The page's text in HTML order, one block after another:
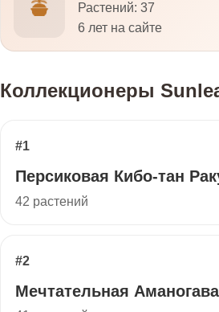
Растений: 37
6 лет на сайте
Коллекционеры
#1
Персиковая Кибо-тан
42 растений
#2
Мечтательная